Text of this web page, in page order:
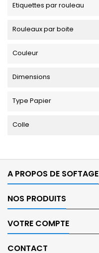
Etiquettes par rouleau
Rouleaux par boite
Couleur
Dimensions
Type Papier
Colle
A PROPOS DE SOFTAGE
NOS PRODUITS
VOTRE COMPTE
CONTACT